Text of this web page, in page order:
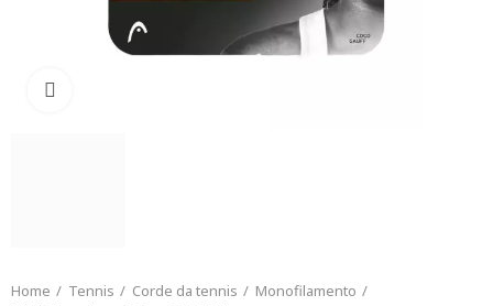
Home Tennis Corde da tennis
Monofilamento